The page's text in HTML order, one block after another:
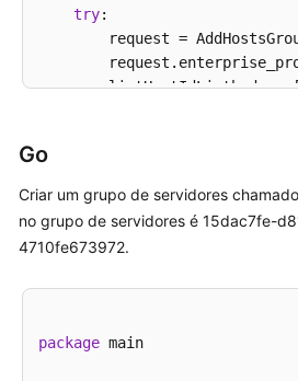
try:
request =
listHostIdListbody =
request.body =
            group_name=
"test"
        )
response =
print
Go
Criar um grupo de servidores
no grupo de servidores é 15dac7fe-
4710fe673972.
package main